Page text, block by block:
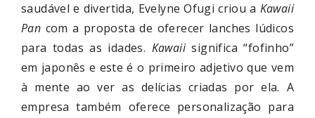
saudável e divertida, Evelyne Ofugi criou a Kawaii
Pan com a proposta de oferecer lanches lúdicos
para todas as idades. Kawaiisignifica “fofinho”
em japonês e este é o primeiro adjetivo que vem
à mente ao ver as delícias criadas por ela. A
empresa também oferece personalização para